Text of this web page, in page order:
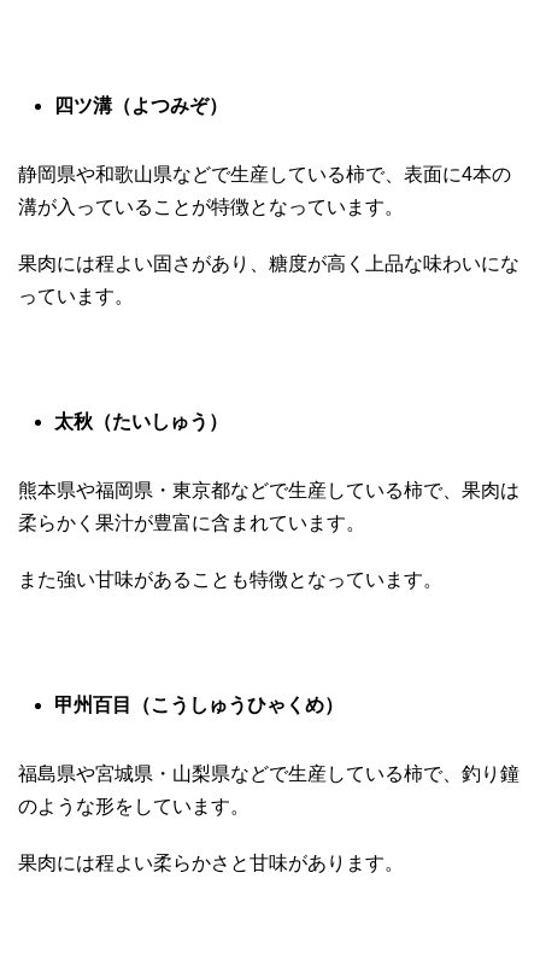
四ツ溝（よつみぞ）
静岡県や和歌山県などで生産している柿で、表面に4本の
溝が入っていることが特徴となっています。
果肉には程よい固さがあり、糖度が高く上品な味わいにな
っています。
太秋（たいしゅう）
熊本県や福岡県・東京都などで生産している柿で、果肉は
柔らかく果汁が豊富に含まれています。
また強い甘味があることも特徴となっています。
甲州百目（こうしゅうひゃくめ）
福島県や宮城県・山梨県などで生産している柿で、釣り鐘
のような形をしています。
果肉には程よい柔らかさと甘味があります。